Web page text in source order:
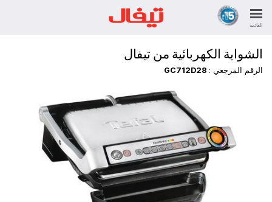
القائمة
الشواية الكهربائية من تيفال
الرقم المرجعي : GC712D28